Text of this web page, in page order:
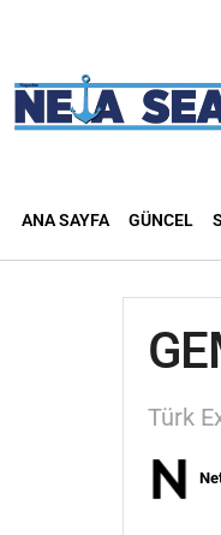
ANA SAYFA GÜNCEL
Türk